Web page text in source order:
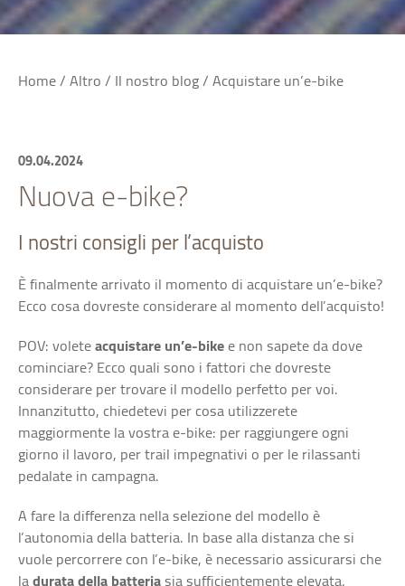
Home/Altro/ Il nostro blog/Acquistare un’e-bike
09.04.2024
Nuova e-bike?
I nostri consigli per l’acquisto
È finalmente arrivato il momento di acquistare un’e-bike?
Ecco cosa dovreste considerare al momento dell’acquisto!
POV: voleteacquistare un’e-bikee non sapete da dove
cominciare? Ecco quali sono i fattori che dovreste
considerare per trovare il modello perfetto per voi.
Innanzitutto, chiedetevi per cosa utilizzerete
maggiormente la vostra e-bike: per raggiungere ogni
giorno il lavoro, per trail impegnativi o per le rilassanti
pedalate in campagna.
A fare la differenza nella selezione del modello è
l’autonomia della batteria. In base alla distanza che si
vuole percorrere con l’e-bike, è necessario assicurarsi che